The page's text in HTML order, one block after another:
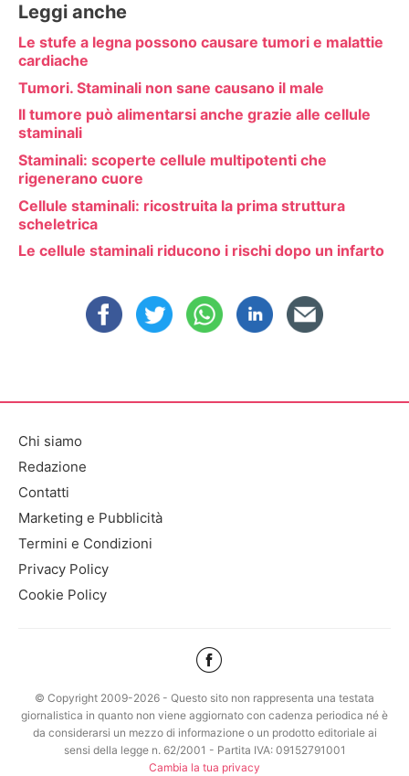
Leggi anche
Le stufe a legna possono causare tumori e malattie
cardiache
Tumori. Staminali non sane causano il male
Il tumore può alimentarsi anche grazie alle cellule
staminali
Staminali: scoperte cellule multipotenti che
rigenerano cuore
Cellule staminali: ricostruita la prima struttura
scheletrica
Le cellule staminali riducono i rischi dopo un infarto
Chi siamo
Redazione
Contatti
Marketing e Pubblicità
Termini e Condizioni
Privacy Policy
Cookie Policy
© Copyright 2009-2026 - Questo sito non rappresenta una testata
giornalistica in quanto non viene aggiornato con cadenza periodica né è
da considerarsi un mezzo di informazione o un prodotto editoriale ai
sensi della legge n. 62/2001 - Partita IVA: 09152791001
Cambia la tua privacy